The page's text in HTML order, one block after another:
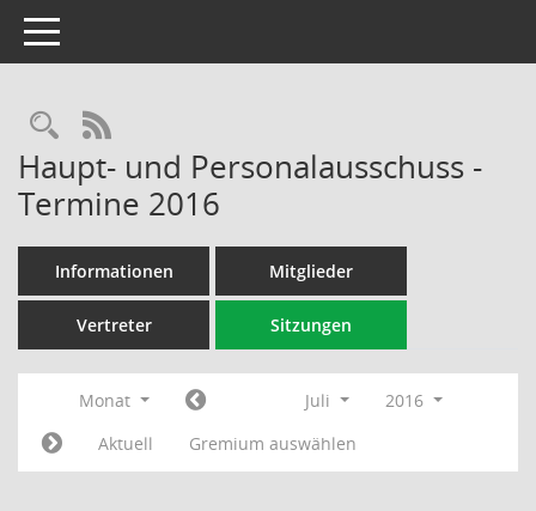
Toggle navigation
Rechercheauswahl
RSS-Feed
Haupt- und Personalausschuss -
Termine 2016
Informationen Mitglieder
Vertreter Sitzungen
Monat Juli
2016
Aktuell
Gremium auswählen